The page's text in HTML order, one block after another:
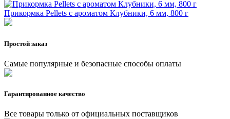
Прикормка Pellets c ароматом Клубники, 6 мм, 800 г
Простой заказ
Самые популярные и безопасные способы оплаты
Гарантированное качество
Все товары только от официальных поставщиков